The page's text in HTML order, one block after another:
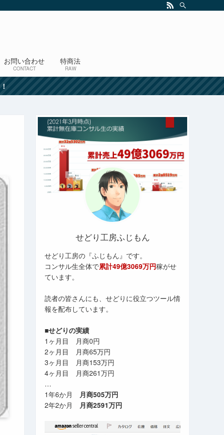
お問い合わせ
CONTACT
特商法
RAW
せどり工房ふじもん
せどり工房の『ふじもん』です。
コンサル生全体で累計49億3069万円稼がせ
ています。
読者の皆さんにも、せどりに役立つツール情
報を配布しています。
■せどりの実績
1ヶ月目 月商0円
2ヶ月目 月商65万円
3ヶ月目 月商153万円
4ヶ月目 月商261万円
…
1年6か月 月商505万円
2年2か月 月商2591万円